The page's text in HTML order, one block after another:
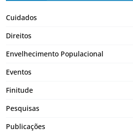
Cuidados
Direitos
Envelhecimento Populacional
Eventos
Finitude
Pesquisas
Publicações